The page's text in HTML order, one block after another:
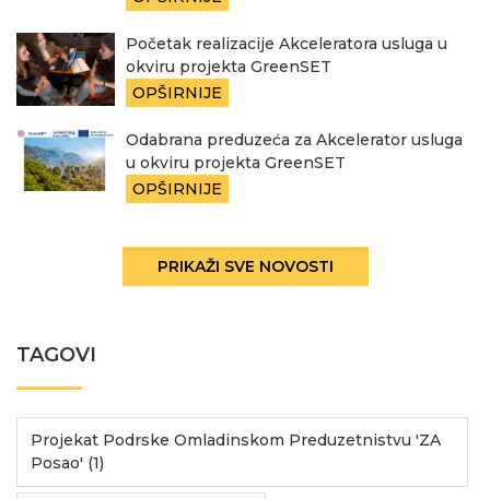
Početak realizacije Akceleratora usluga u
okviru projekta GreenSET
OPŠIRNIJE
Odabrana preduzeća za Akcelerator usluga
u okviru projekta GreenSET
OPŠIRNIJE
PRIKAŽI SVE NOVOSTI
TAGOVI
Projekat Podrske Omladinskom Preduzetnistvu 'ZA
Posao' (1)